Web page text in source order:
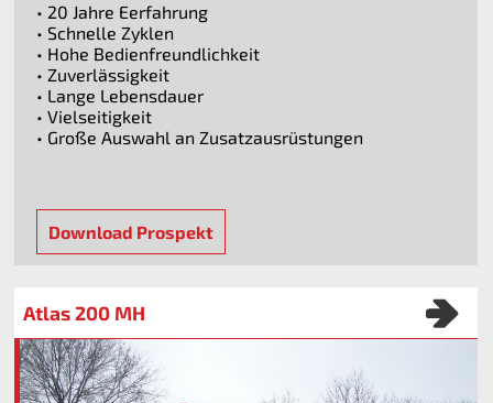
• 20 Jahre Eerfahrung
• Schnelle Zyklen
• Hohe Bedienfreundlichkeit
• Zuverlässigkeit
• Lange Lebensdauer
• Vielseitigkeit
• Große Auswahl an Zusatzausrüstungen
Download Prospekt
Atlas 200 MH